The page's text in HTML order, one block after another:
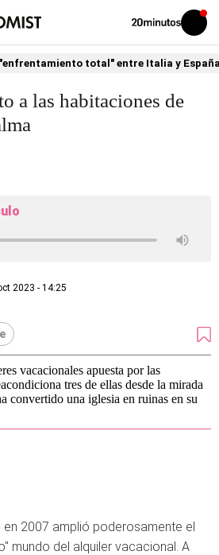
Volver
Iniciar
sesión
total" entre Italia y
a las habitaciones de
2023 - 14:25
vacacionales apuesta por las
tres de ellas desde la mirada
convertido una iglesia en ruinas en su
en 2007 amplió poderosamente el
mundo del alquiler vacacional. A